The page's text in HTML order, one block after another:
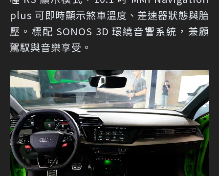
plus 可即時顯示煞車溫度、差速器狀態與胎
壓。標配 SONOS 3D 環繞音響系統，兼顧
駕馭與音樂享受。